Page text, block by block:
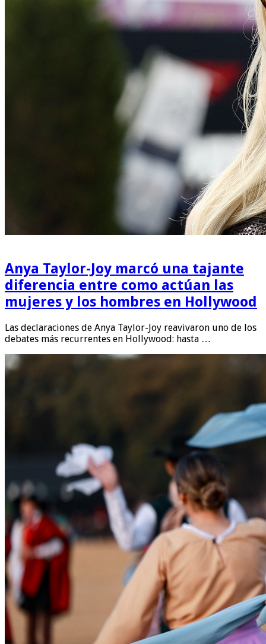
Anya Taylor-Joy marcó una tajante
diferencia entre como actúan las
mujeres y los hombres en Hollywood
Las declaraciones de Anya Taylor-Joy reavivaron uno de los
debates más recurrentes en Hollywood: hasta …